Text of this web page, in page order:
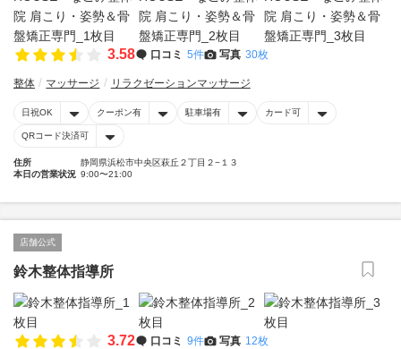
3.58 口コミ 5件 写真 30枚
整体 マッサージ リラクゼーションマッサージ
日祝OK クーポン有 駐車場有 カード可
QRコード決済可
住所
静岡県浜松市中央区萩丘２丁目２−１３
本日の営業状況 9:00〜21:00
店舗公式
鈴木整体指導所
3.72 口コミ 9件 写真 12枚